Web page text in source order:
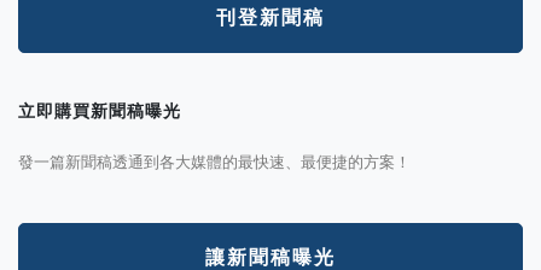
刊登新聞稿
立即購買新聞稿曝光
發一篇新聞稿透通到各大媒體的最快速、最便捷的方案！
讓新聞稿曝光